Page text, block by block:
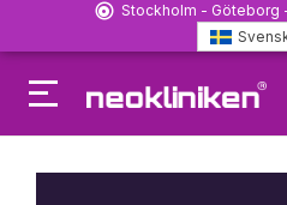
Stockholm - Göteborg